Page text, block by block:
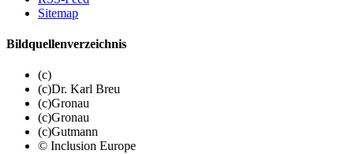
Sitemap
Bildquellenverzeichnis
(c)
(c)Dr. Karl Breu
(c)Gronau
(c)Gronau
(c)Gutmann
© Inclusion Europe